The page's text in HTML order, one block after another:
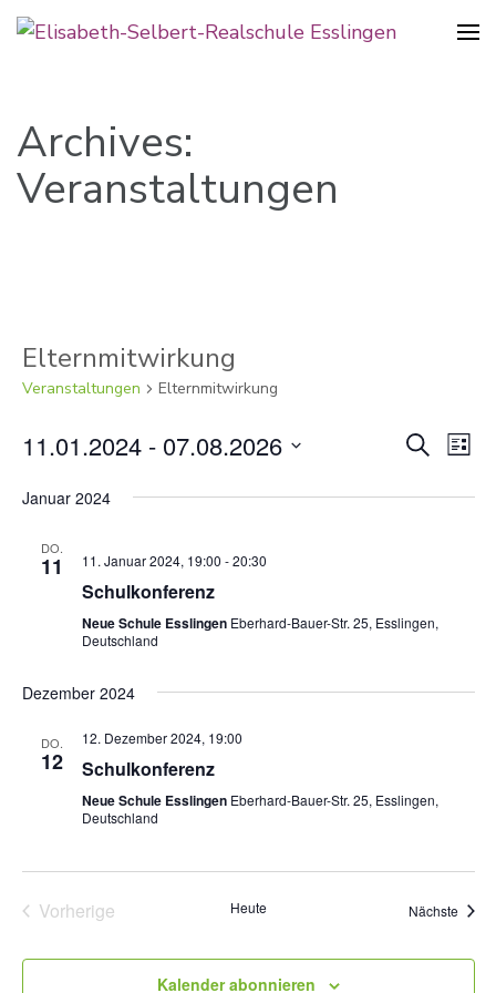
Archives:
Veranstaltungen
Elternmitwirkung
Veranstaltungen Elternmitwirkung
und
Suche Liste
11.01.2024 - 07.08.2026
wählen.
Januar 2024
DO.
11 11. Januar 2024, 19:00 -20:30
Schulkonferenz
Neue Schule Esslingen Eberhard-Bauer-Str. 25, Esslingen,
Deutschland
Dezember 2024
DO.
12
12. Dezember 2024, 19:00
Schulkonferenz
Neue Schule Esslingen Eberhard-Bauer-Str. 25, Esslingen,
Deutschland
Vorherige
Heute Nächste
Kalender abonnieren